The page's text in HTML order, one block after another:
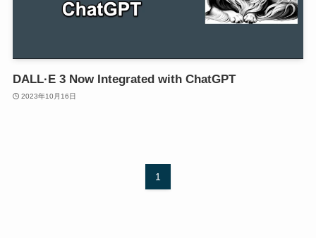
DALL·E 3 Now Integrated with ChatGPT
2023年10月16日
1